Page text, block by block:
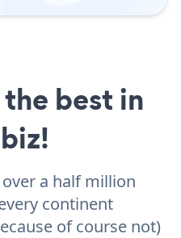
best in
over a half million
continent
of course not)